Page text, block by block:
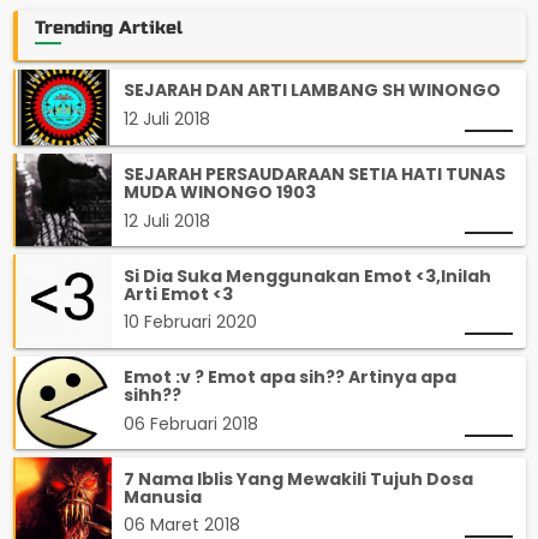
Trending Artikel
SEJARAH DAN ARTI LAMBANG SH WINONGO
12 Juli 2018
SEJARAH PERSAUDARAAN SETIA HATI TUNAS
MUDA WINONGO 1903
12 Juli 2018
Si Dia Suka Menggunakan Emot <3,Inilah
Arti Emot <3
10 Februari 2020
Emot :v ? Emot apa sih?? Artinya apa
sihh??
06 Februari 2018
7 Nama Iblis Yang Mewakili Tujuh Dosa
Manusia
06 Maret 2018